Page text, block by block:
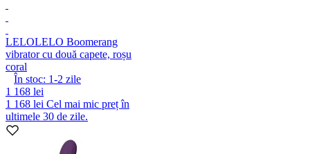
LELOLELO Boomerang
vibrator cu două capete, roșu
coral
În stoc: 1-2 zile
1 168 lei
1 168 lei Cel mai mic preț în
ultimele 30 de zile.